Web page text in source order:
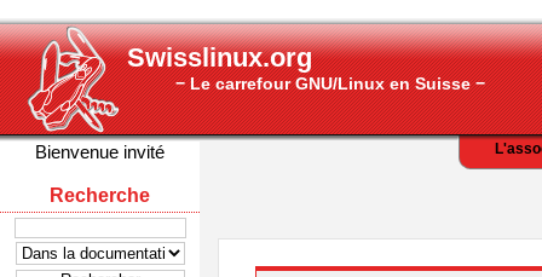
Swisslinux.org
− Le carrefour GNU/Linux en Suisse −
Bienvenue invité
Recherche